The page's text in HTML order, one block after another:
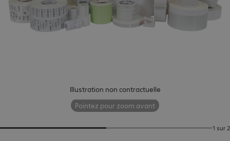
Illustration non contractuelle
Pointez pour zoom avant
1 sur 2